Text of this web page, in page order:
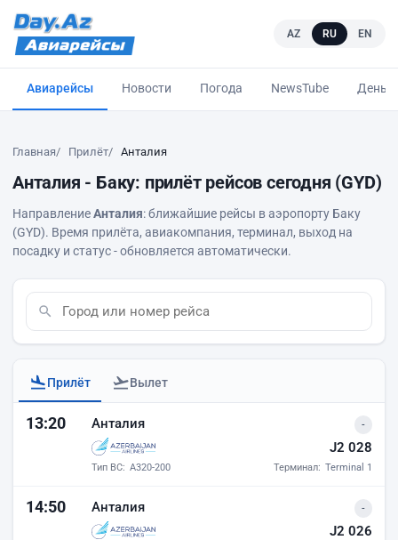
AZ RU EN
Авиарейсы Новости Погода NewsTube
Главная Прилёт Анталия
Анталия - Баку: прилёт рейсов сегодня (GYD)
НаправлениеАнталия: ближайшие рейсы в аэропорту Баку
(GYD). Время прилёта, авиакомпания, терминал, выход на
посадку и статус - обновляется автоматически.
Прилёт Вылет
Прилёты аэропорта Баку
13:20
Анталия
J2 028
Тип ВС: A320-200 Терминал: Terminal 1
-
14:50
Анталия
J2 026
-